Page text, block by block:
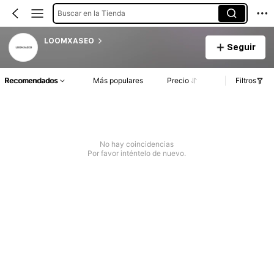
Buscar en la Tienda
LOOMXASEO
Seguir
Recomendados Más populares Precio Filtros
No hay coincidencias
Por favor inténtelo de nuevo.